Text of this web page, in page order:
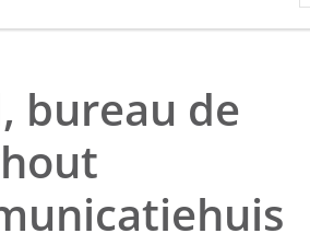
bureau de